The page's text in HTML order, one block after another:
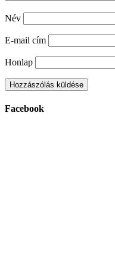
Név
E-mail cím
Honlap
Facebook